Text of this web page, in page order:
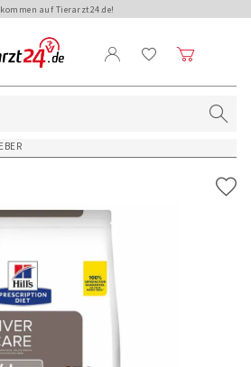
auf Tierarzt24.de!